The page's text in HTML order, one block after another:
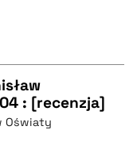
: [recenzja]
Oświaty